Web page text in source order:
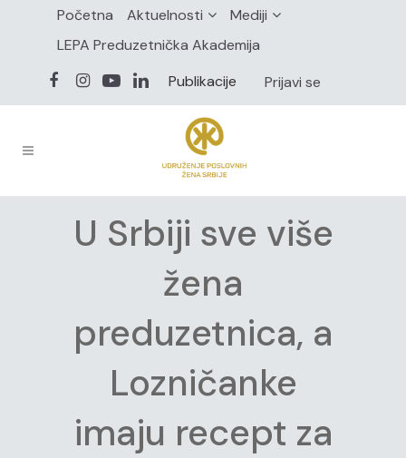
Početna Aktuelnosti
Mediji
LEPA Preduzetnička Akademija
Publikacije
Prijavi se
U Srbiji sve više
žena
preduzetnica, a
Lozničanke
imaju recept za